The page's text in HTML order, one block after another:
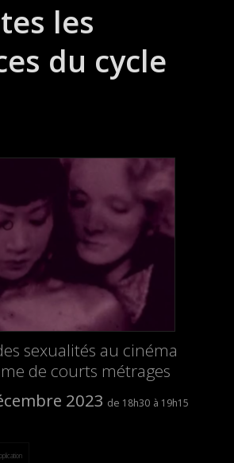
les
du cycle
sexualités au cinéma
de courts métrages
2023
18h30 19h15